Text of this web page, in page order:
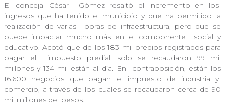
El concejal César
Gómez resaltó el incremento en los
ingresos que ha tenido el municipio y que ha permitido la
realización de varias
obras de infraestructura, pero que se
puede impactar mucho más en el componente
social y
educativo. Acotó que de los 183 mil predios registrados para
pagar el
impuesto predial, solo se recaudaron 99 mil
millones y 134 mil están al día. En
contraposición, están los
16.600 negocios que pagan el impuesto de industria y
comercio, a través de los cuales se recaudaron cerca de 90
mil millones de pesos.